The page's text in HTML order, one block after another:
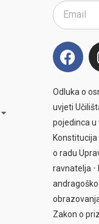
l
t
r
n
a
t
i
v
e
:
Odluka o
uvjeti
pojedinca
o radu
ravnatelja •
Zakon o